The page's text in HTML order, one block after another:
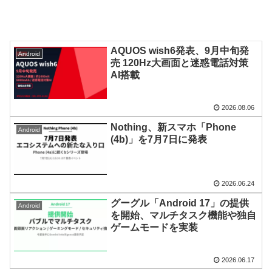
Android
AQUOS wish6発表、9月中旬発
売 120Hz大画面と迷惑電話対策
AI搭載
2026.08.06
Android
Nothing、新スマホ「Phone
(4b)」を7月7日に発表
2026.06.24
Android
グーグル「Android 17」の提供
を開始、マルチタスク機能や独自
ゲームモードを実装
2026.06.17